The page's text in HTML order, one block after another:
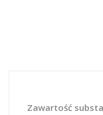
Zawartość